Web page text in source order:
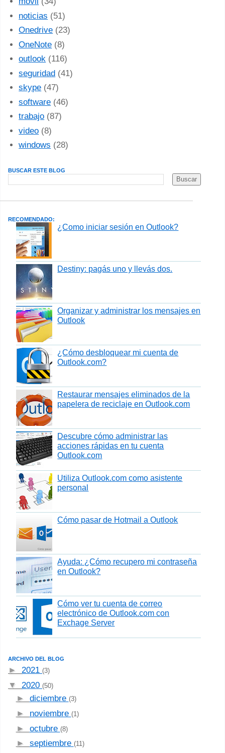
noticias (51)
Onedrive (23)
OneNote (8)
outlook (116)
seguridad (41)
skype (47)
software (46)
trabajo (87)
video (8)
windows (28)
BUSCAR ESTE BLOG
RECOMENDADO:
¿Como iniciar sesión en Outlook?
Destiny: pagás uno y llevás dos.
Organizar y administrar los mensajes en
Outlook
¿Cómo desbloquear mi cuenta de
Outlook.com?
Restaurar mensajes eliminados de la
papelera de reciclaje en Outlook.com
Descubre cómo administrar las
acciones rápidas en tu cuenta
Outlook.com
Utiliza Outlook.com como asistente
personal
Cómo pasar de Hotmail a Outlook
Ayuda: ¿Cómo recupero mi contraseña
en Outlook?
Cómo ver tu cuenta de correo
electrónico de Outlook.com con
Exchage Server
ARCHIVO DEL BLOG
► 2021 (3)
▼ 2020 (50)
► diciembre (3)
► noviembre (1)
► octubre (8)
► septiembre (11)